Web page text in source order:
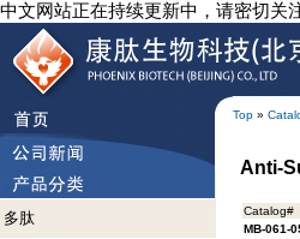
中文网站正在持续更新中，请密切关
Top »
多肽
Anti-
Catalog#
MB-061-